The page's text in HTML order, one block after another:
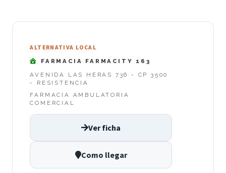
ALTERNATIVA LOCAL
FARMACIA FARMACITY 163
AVENIDA LAS HERAS 736 - CP 3500
- RESISTENCIA
FARMACIA AMBULATORIA
COMERCIAL
Ver ficha
Como llegar